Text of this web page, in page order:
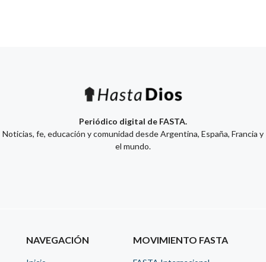
Periódico digital de FASTA.
Noticias, fe, educación y comunidad desde Argentina, España, Francia y
el mundo.
NAVEGACIÓN MOVIMIENTO FASTA